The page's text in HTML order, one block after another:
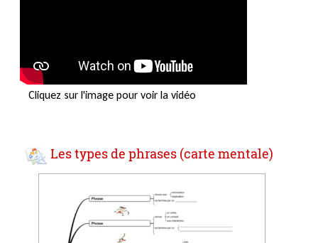
Cliquez sur l'image pour voir la vidéo
Les types de phrases (carte mentale)